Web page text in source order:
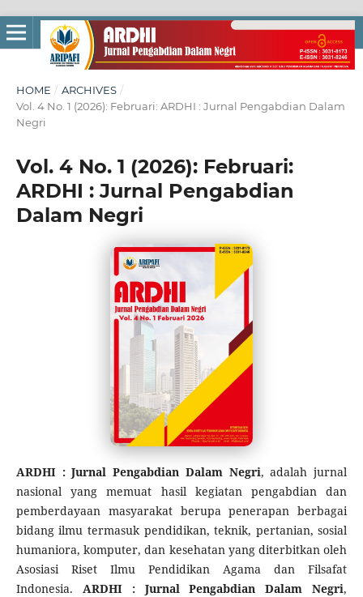
HOME / ARCHIVES /
Vol. 4 No. 1 (2026): Februari: ARDHI : Jurnal Pengabdian Dalam
Negri
Vol. 4 No. 1 (2026): Februari:
ARDHI : Jurnal Pengabdian
Dalam Negri
ARDHI : Jurnal Pengabdian Dalam Negri, adalah jurnal
nasional yang memuat hasil kegiatan pengabdian dan
pemberdayaan masyarakat berupa penerapan berbagai
bidang ilmu termasuk pendidikan, teknik, pertanian, sosial
humaniora, komputer, dan kesehatan yang diterbitkan oleh
Asosiasi Riset Ilmu Pendidikan Agama dan Filsafat
Indonesia. ARDHI : Jurnal Pengabdian Dalam Negri,